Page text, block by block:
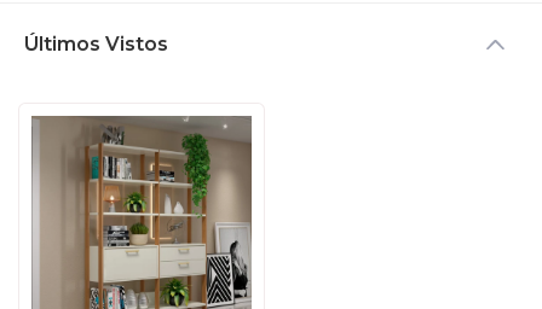
Últimos Vistos